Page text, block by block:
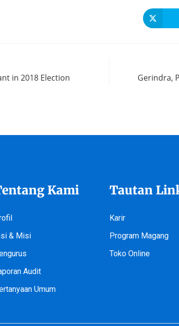
in 2018 Election
Gerindra,
Kami
& Misi
Audit
Umum
Tautan
Karir
Program Magang
Toko Online